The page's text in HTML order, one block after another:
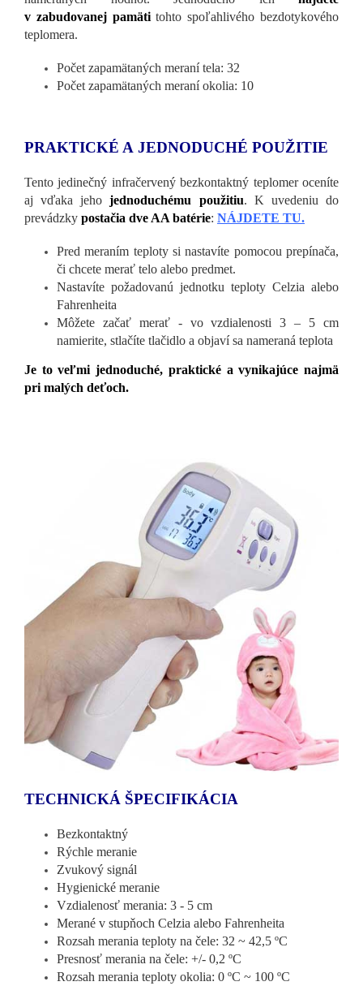
v zabudovanej pamäti tohto spoľahlivého bezdotykového
teplomera.
Počet zapamätaných meraní tela: 32
Počet zapamätaných meraní okolia: 10
PRAKTICKÉ A JEDNODUCHÉ POUŽITIE
Tento jedinečný infračervený bezkontaktný teplomer oceníte
aj vďaka jehojednoduchému použitiu. K uvedeniu do
prevádzky postačia dve AA batérie: NÁJDETE TU.
Pred meraním teploty si nastavíte pomocou prepínača,
či chcete merať telo alebo predmet.
Nastavíte požadovanú jednotku teploty Celzia alebo
Fahrenheita
Môžete začať merať - vo vzdialenosti 3 – 5 cm
namierite, stlačíte tlačidlo a objaví sa nameraná teplota
Je to veľmi jednoduché, praktické a vynikajúce najmä
pri malých deťoch.
TECHNICKÁ ŠPECIFIKÁCIA
Bezkontaktný
Rýchle meranie
Zvukový signál
Hygienické meranie
Vzdialenosť merania: 3 - 5 cm
Merané v stupňoch Celzia alebo Fahrenheita
Rozsah merania teploty na čele: 32 ~ 42,5 ºC
Presnosť merania na čele: +/- 0,2 ºC
Rozsah merania teploty okolia: 0 ºC ~ 100 ºC